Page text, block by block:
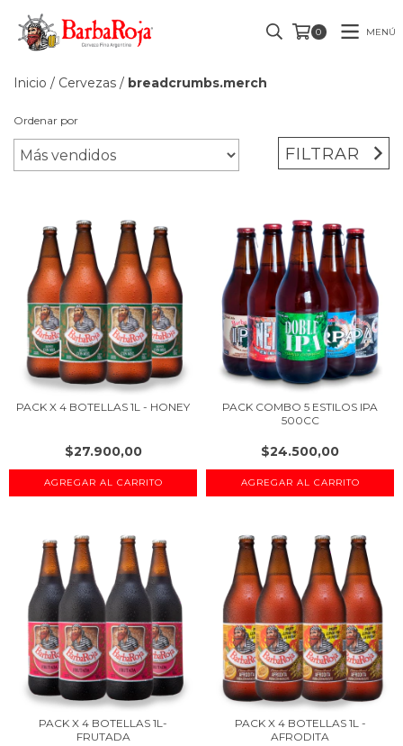
0 MENÚ
Inicio / Cervezas / breadcrumbs.merch
Ordenar por
FILTRAR
PACK X 4 BOTELLAS 1L - HONEY
$27.900,00
PACK COMBO 5 ESTILOS IPA
500CC
$24.500,00
PACK X 4 BOTELLAS 1L-
FRUTADA
PACK X 4 BOTELLAS 1L -
AFRODITA